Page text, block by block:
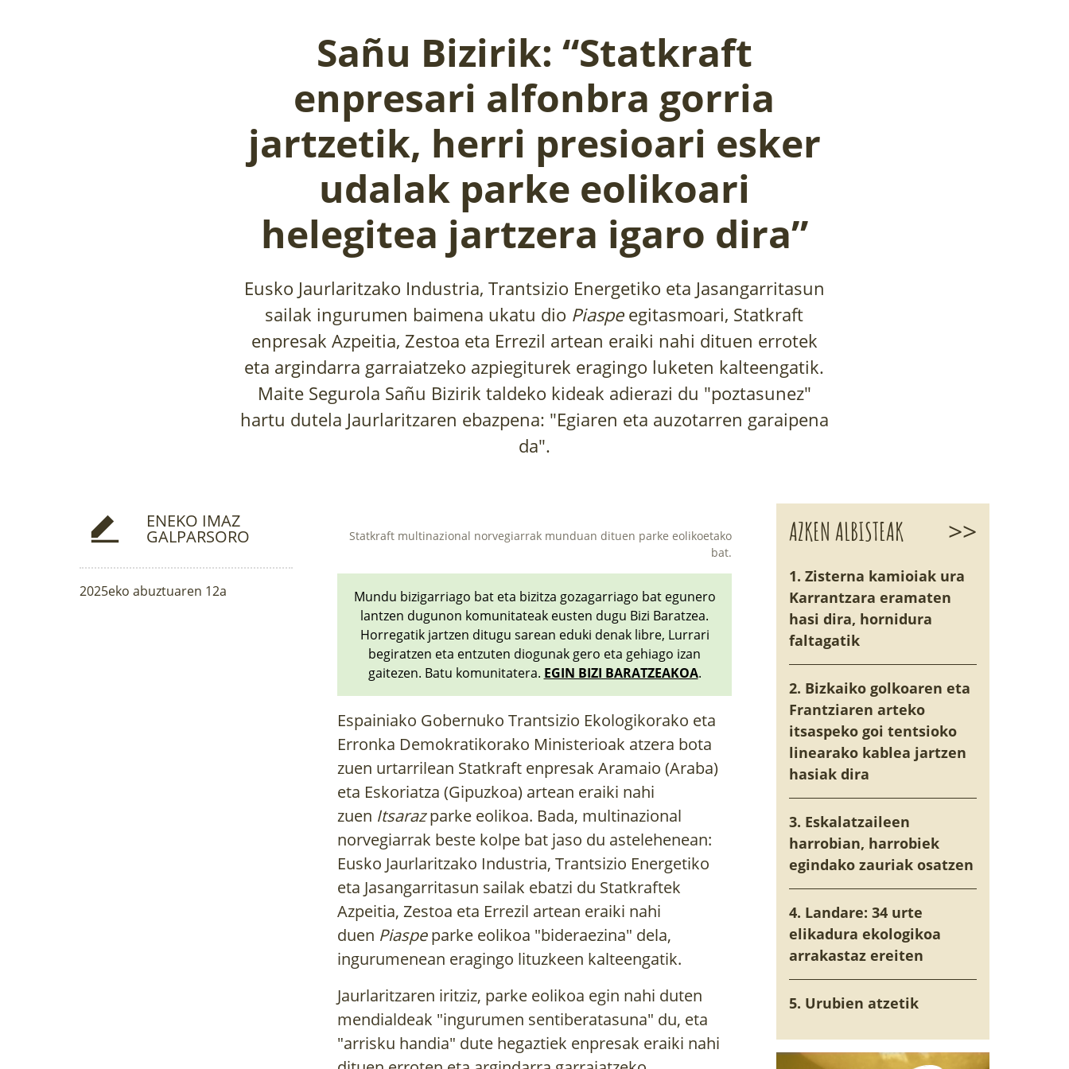
Sañu Bizirik: “Statkraft
enpresari alfonbra gorria
jartzetik, herri presioari esker
udalak parke eolikoari
helegitea jartzera igaro dira”
Eusko Jaurlaritzako Industria, Trantsizio Energetiko eta Jasangarritasun
sailak ingurumen baimena ukatu dio Piaspeegitasmoari, Statkraft
enpresak Azpeitia, Zestoa eta Errezil artean eraiki nahi dituen errotek
eta argindarra garraiatzeko azpiegiturek eragingo luketen kalteengatik.
Maite Segurola Sañu Bizirik taldeko kideak adierazi du "poztasunez"
hartu dutela Jaurlaritzaren ebazpena: "Egiaren eta auzotarren garaipena
da".
ENEKO IMAZ
GALPARSORO
2025eko abuztuaren 12a
Statkraft multinazional norvegiarrak munduan dituen parke eolikoetako
bat.
Mundu bizigarriago bat eta bizitza gozagarriago bat egunero
lantzen dugunon komunitateak eusten dugu Bizi Baratzea.
Horregatik jartzen ditugu sarean eduki denak libre, Lurrari
begiratzen eta entzuten diogunak gero eta gehiago izan
gaitezen. Batu komunitatera. EGIN BIZI BARATZEAKOA.
Espainiako Gobernuko Trantsizio Ekologikorako eta
Erronka Demokratikorako Ministerioak atzera bota
zuen urtarrilean Statkraft enpresak Aramaio (Araba)
eta Eskoriatza (Gipuzkoa) artean eraiki nahi
zuen Itsarazparke eolikoa. Bada, multinazional
norvegiarrak beste kolpe bat jaso du astelehenean:
Eusko Jaurlaritzako Industria, Trantsizio Energetiko
eta Jasangarritasun sailak ebatzi du Statkraftek
Azpeitia, Zestoa eta Errezil artean eraiki nahi
duen Piaspeparke eolikoa "bideraezina" dela,
ingurumenean eragingo lituzkeen kalteengatik.
Jaurlaritzaren iritziz, parke eolikoa egin nahi duten
mendialdeak "ingurumen sentiberatasuna" du, eta
"arrisku handia" dute hegaztiek enpresak eraiki nahi
AZKEN ALBISTEAK >>
1. Zisterna kamioiak ura
Karrantzara eramaten
hasi dira, hornidura
faltagatik
2. Bizkaiko golkoaren eta
Frantziaren arteko
itsaspeko goi tentsioko
linearako kablea jartzen
hasiak dira
3. Eskalatzaileen
harrobian, harrobiek
egindako zauriak osatzen
4. Landare: 34 urte
elikadura ekologikoa
arrakastaz ereiten
5. Urubien atzetik